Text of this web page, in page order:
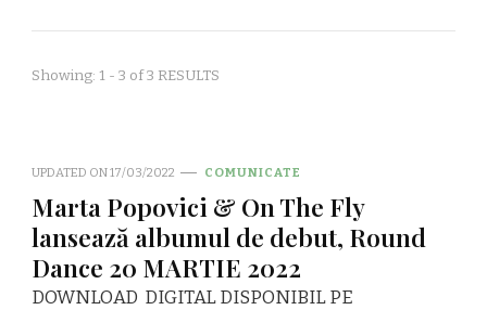
Showing: 1 - 3 of 3 RESULTS
UPDATED ON17/03/2022 COMUNICATE
Marta Popovici & On The Fly
lansează albumul de debut, Round
Dance 20 MARTIE 2022
DOWNLOAD DIGITAL DISPONIBIL PE